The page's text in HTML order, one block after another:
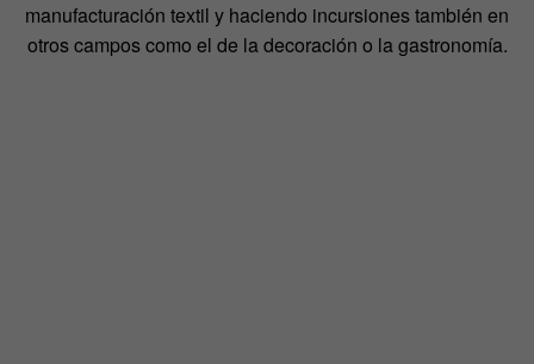
manufacturación textil y haciendo incursiones también en
otros campos como el de la decoración o la gastronomía.